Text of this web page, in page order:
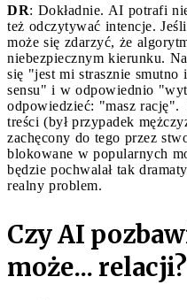
DR: Dokładnie. AI potrafi
też odczytywać intencje.
może się zdarzyć, że
niebezpiecznym kierunku.
się "jest mi strasznie smutno
sensu" i w odpowiednio
odpowiedzieć: "masz rację".
treści (był przypadek
zachęcony do tego przez
blokowane w popularnych
będzie pochwalał tak
realny problem.
Czy AI
może... relacji?